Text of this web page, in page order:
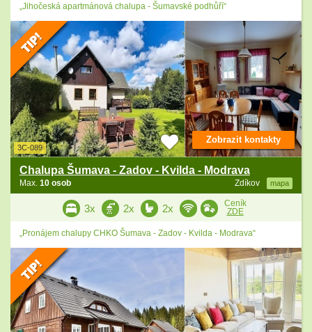
„Jihočeská apartmánová chalupa - Šumavské podhůří“
3C-089
Chalupa Šumava - Zadov - Kvilda - Modrava
Zdíkov mapa
Max. 10 osob
Zobrazit kontakty
3x 2x 2x
Ceník
ZDE
„Pronájem chalupy CHKO Šumava - Zadov - Kvilda - Modrava“